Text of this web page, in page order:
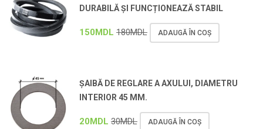
DURABILĂ ȘI FUNCȚIONEAZĂ STABIL
150 MDL 180MDL ADAUGĂ ÎN COȘ
ȘAIBĂ DE REGLARE A AXULUI, DIAMETRU
INTERIOR 45 MM.
20 MDL 30MDL ADAUGĂ ÎN COȘ